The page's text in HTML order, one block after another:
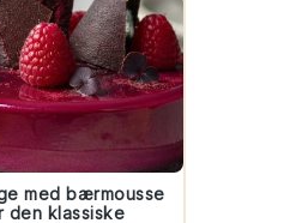
med bærmousse
klassiske